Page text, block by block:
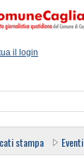
il login
stampa Eventi